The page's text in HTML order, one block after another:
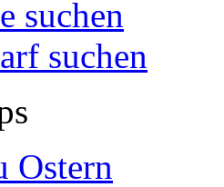
suchen
suchen
Ostern